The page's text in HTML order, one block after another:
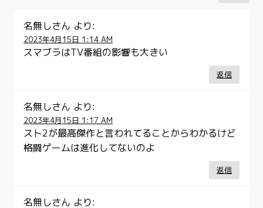
名無しさん より:
2023年4月15日 1:14 AM
スマブラはTV番組の影響も大きい
返信
名無しさん より:
2023年4月15日 1:17 AM
スト2が最高傑作と言われてることからわかるけど
格闘ゲームは進化してないのよ
返信
名無しさん より: